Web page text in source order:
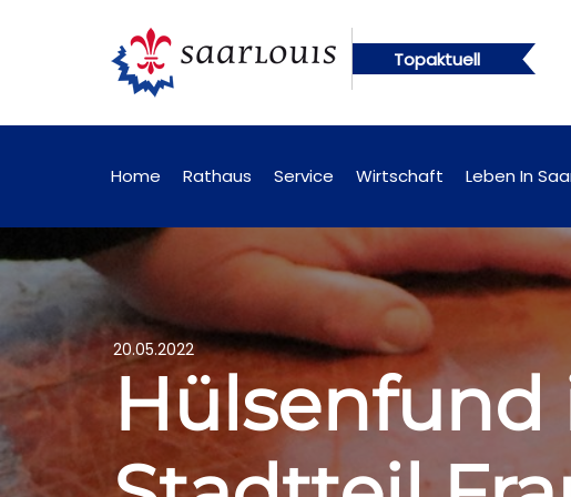
Topaktuell
online abrufbar Öffentliche Bekanntmachungen
Home Rathaus Service Wirtschaft Leben In
20.05.2022
Hülsenfund